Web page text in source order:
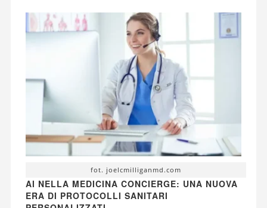
fot. joelcmilliganmd.com
AI NELLA MEDICINA CONCIERGE: UNA NUOVA
ERA DI PROTOCOLLI SANITARI